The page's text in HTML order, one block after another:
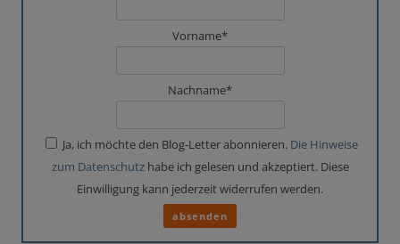
Vorname*
Nachname*
Ja, ich möchte den Blog-Letter abonnieren. Die Hinweise
zum Datenschutz habe ich gelesen und akzeptiert. Diese
Einwilligung kann jederzeit widerrufen werden.